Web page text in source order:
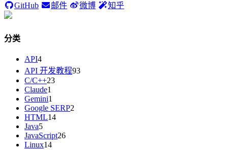
GitHub
邮件 微博 知乎
分类
API4
API 开发教程93
C/C++23
Claude1
Gemini1
Google SERP2
HTML14
Java5
JavaScript26
Linux14